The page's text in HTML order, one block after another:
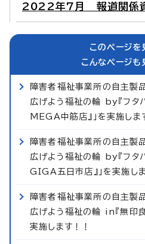
2022年7月 報道関係
このページを
こんなページも
障害者福祉事業所の自主製
広げよう福祉の輪 by『フ
MEGA中筋店』」を実施しま
障害者福祉事業所の自主製
広げよう福祉の輪 by『フ
GIGA五日市店』」を実施し
障害者福祉事業所の自主製
広げよう福祉の輪 in『無印良
実施します！！